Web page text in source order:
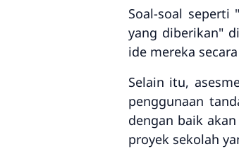
Soal-soal seperti
yang diberikan"
ide mereka
Selain itu,
penggunaan
dengan baik
proyek sekolah